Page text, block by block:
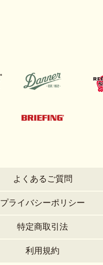
よくあるご質問
プライバシーポリシー
特定商取引法
利用規約